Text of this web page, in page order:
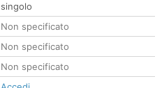
singolo
Non specificato
Non specificato
Non specificato